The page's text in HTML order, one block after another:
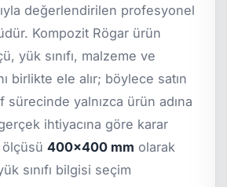
değerlendirilen profesyonel
Kompozit Rögar ürün
yük sınıfı, malzeme ve
birlikte ele alır; böylece satın
sürecinde yalnızca ürün adına
ihtiyacına göre karar
ölçüsü400x400 mm olarak
sınıfı bilgisi seçim